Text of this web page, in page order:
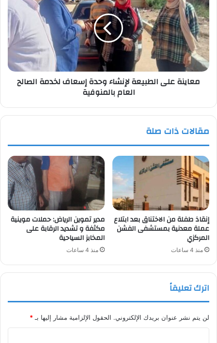
الطبيعة
لإنشاء
وحدة
إسعاف
لخدمة
الصالح
العام بالمنوفية
معاينة على الطبيعة لإنشاء وحدة إسعاف لخدمة الصالح
العام بالمنوفية
مقالات ذات صلة
إنقاذ طفلة من الاختناق بعد ابتلاع
عملة معدنية بمستشفى الفشن
المركزي
منذ 4 ساعات
مدير تموين الرياض: حملات موينية
مكثفة و تشديد الرقابة على
المخابز السياحية
منذ 4 ساعات
اترك تعليقاً
لن يتم نشر عنوان بريدك الإلكتروني. الحقول الإلزامية مشار إليها بـ *